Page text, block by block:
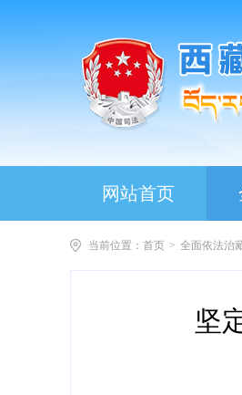
网站首页
当前位置： 首页 > 全面依法治
坚